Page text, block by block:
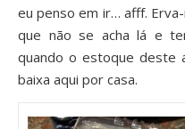
eu penso em ir… afff.
que não se acha lá e
quando o estoque deste
baixa aqui por casa.